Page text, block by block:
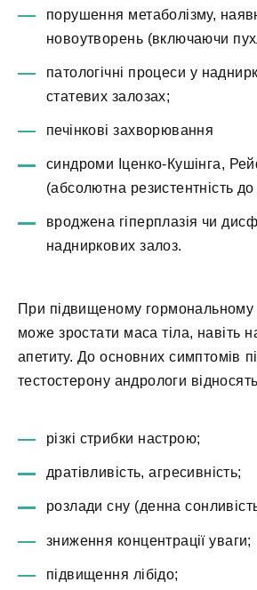
порушення метаболізму,
новоутворень (включаючи
патологічні процеси у
статевих залозах;
печінкові захворювання
синдроми Іценко-Кушінга,
(абсолютна резистентність
вроджена гіперплазія чи
надниркових залоз.
При підвищеному гормональному
може зростати маса тіла, навіть на
апетиту. До основних симптомів
тестостерону андрологи відносять
різкі стрибки настрою;
дратівливість, агресивність;
розлади сну (денна
зниження концентрації уваги;
підвищення лібідо;